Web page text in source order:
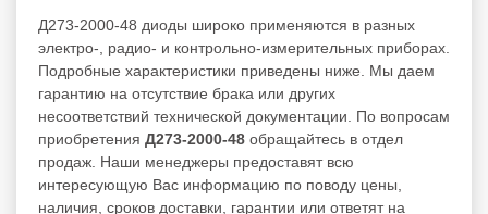
Д273-2000-48 диоды широко применяются в разных
электро-, радио- и контрольно-измерительных приборах.
Подробные характеристики приведены ниже. Мы даем
гарантию на отсутствие брака или других
несоответствий технической документации. По вопросам
приобретения Д273-2000-48 обращайтесь в отдел
продаж. Наши менеджеры предоставят всю
интересующую Вас информацию по поводу цены,
наличия, сроков доставки, гарантии или ответят на